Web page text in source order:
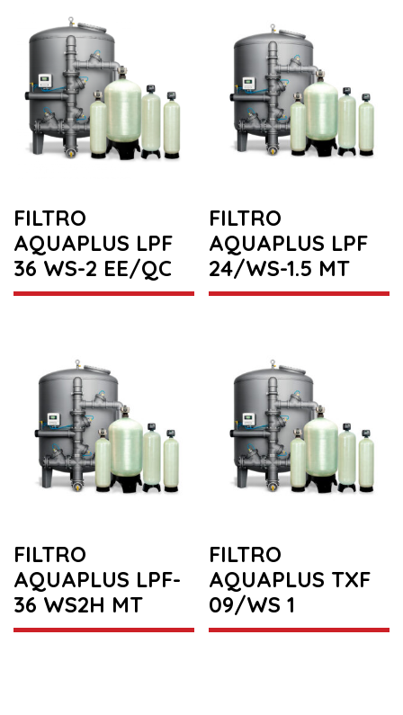
FILTRO
AQUAPLUS LPF
36 WS-2 EE/QC
FILTRO
AQUAPLUS LPF
24/WS-1.5 MT
FILTRO
AQUAPLUS LPF-
36 WS2H MT
FILTRO
AQUAPLUS TXF
09/WS 1